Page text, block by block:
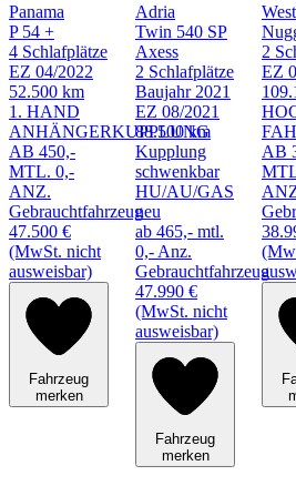
Panama
P 54 +
4 Schlafplätze
EZ 04/2022
52.500 km
1. HAND
ANHÄNGERKUPPLUNG
AB 450,-
MTL. 0,-
ANZ.
Gebrauchtfahrzeug
47.500 €
(MwSt. nicht
ausweisbar)
Fahrzeug
merken
Adria
Twin 540 SP
Axess
2 Schlafplätze
Baujahr 2021
EZ 08/2021
88.500 km
Kupplung
schwenkbar
HU/AU/GAS
neu
ab 465,- mtl.
0,- Anz.
Gebrauchtfahrzeug
47.990 €
(MwSt. nicht
ausweisbar)
Fahrzeug
merken
2
EZ
AB